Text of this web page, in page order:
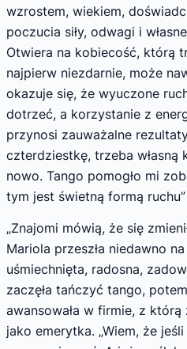
wzrostem, wiekiem,
poczucia siły, odwagi i
Otwiera na kobiecość, którą
najpierw niezdarnie, może
okazuje się, że wyuczone
dotrzeć, a korzystanie z
przynosi zauważalne
czterdziestkę, trzeba własną
nowo. Tango pomogło mi
tym jest świetną formą
„Znajomi mówią, że się
Mariola przeszła niedawno
uśmiechnięta, radosna,
zaczęła tańczyć tango,
awansowała w firmie, z którą
jako emerytka. „Wiem, że